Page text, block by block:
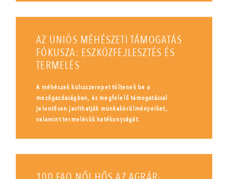
AZ UNIÓS MÉHÉSZETI TÁMOGATÁS
FÓKUSZA: ESZKÖZFEJLESZTÉS ÉS
TERMELÉS
A méhészek kulcsszerepet töltenek be a
mezőgazdaságban, és megfelelő támogatással
jelentősen javíthatják munkakörülményeiket,
valamint termelésük hatékonyságát.